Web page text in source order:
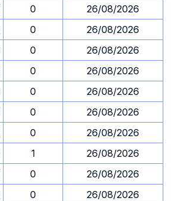
0
26/08/2026
0
26/08/2026
0
26/08/2026
0
26/08/2026
0
26/08/2026
0
26/08/2026
0
26/08/2026
1
26/08/2026
0
26/08/2026
0
26/08/2026